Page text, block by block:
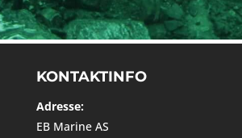
KONTAKTINFO
Adresse:
EB Marine AS